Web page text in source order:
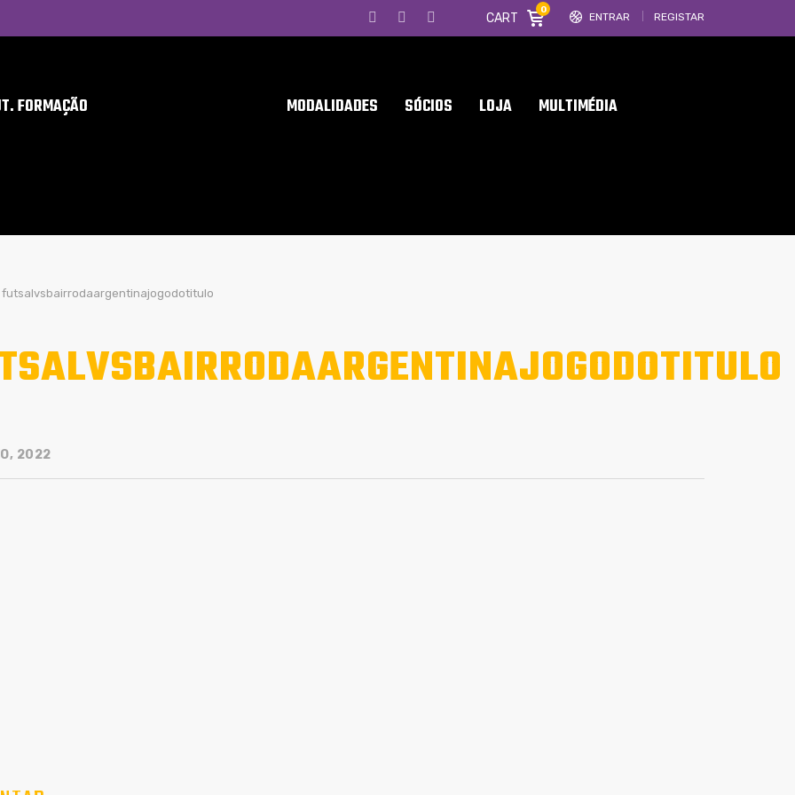
ENTRAR REGISTAR
CART
0
FORMAÇÃO MODALIDADES SÓCIOS LOJA MULTIMÉDIA
futsalvsbairrodaargentinajogodotitulo
2022